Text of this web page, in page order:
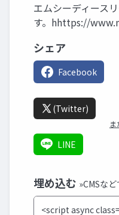
エムシーディース
す。hhttps://
シェア
Facebook
(Twitter)
LINE
埋め込む »CMSな